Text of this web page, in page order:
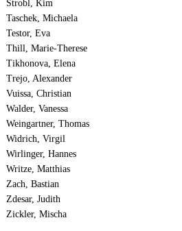
Strobl, Kim
Taschek, Michaela
Testor, Eva
Thill, Marie-Therese
Tikhonova, Elena
Trejo, Alexander
Vuissa, Christian
Walder, Vanessa
Weingartner, Thomas
Widrich, Virgil
Wirlinger, Hannes
Writze, Matthias
Zach, Bastian
Zdesar, Judith
Zickler, Mischa